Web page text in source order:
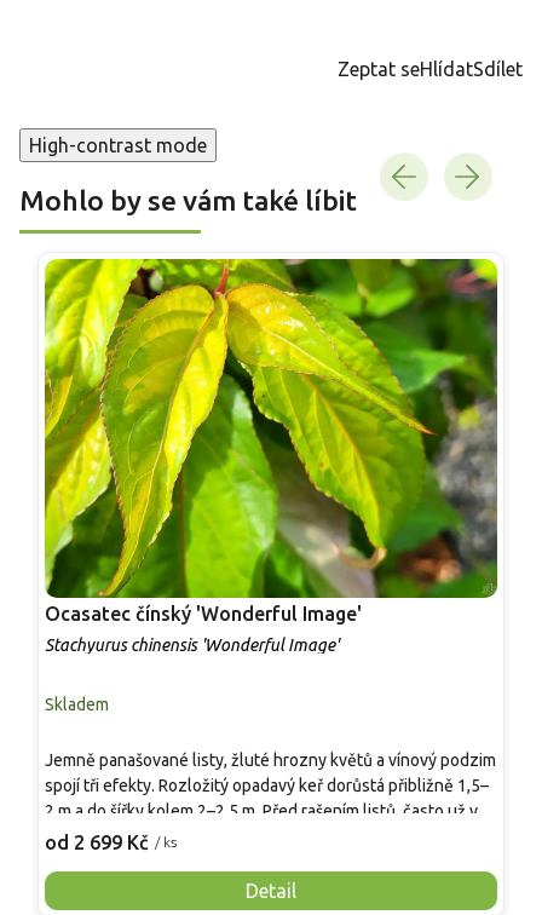
Zeptat seHlídatSdílet
High-contrast mode
Mohlo by se vám také líbit
Ocasatec čínský 'Wonderful Image'
Stachyurus chinensis 'Wonderful Image'
Skladem
od 2 699 Kč / ks
Detail
Jemně panašované listy, žluté hrozny květů a vínový podzim
spojí tři efekty. Rozložitý opadavý keř dorůstá přibližně 1,5–
2 m a do šířky kolem 2–2,5 m. Před rašením listů, často už v
únoru a březnu, nese dlouhé převislé hrozny drobných
které se během sezony zjemňuje a na podzim přechází do